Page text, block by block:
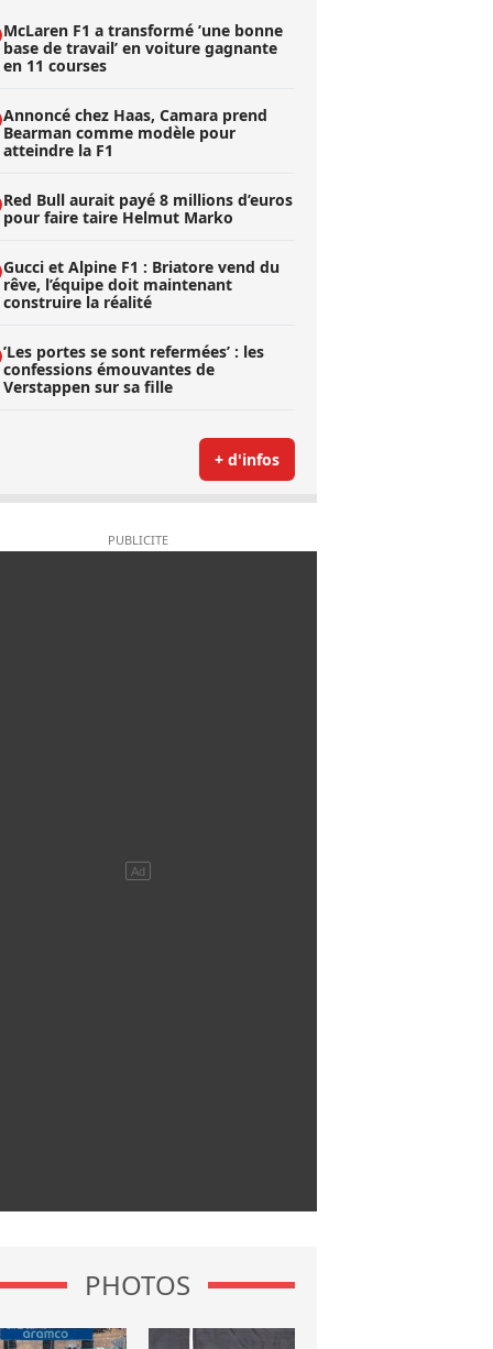
McLaren F1 a transformé ’une bonne
base de travail’ en voiture gagnante
en 11 courses
Annoncé chez Haas, Camara prend
Bearman comme modèle pour
atteindre la F1
Red Bull aurait payé 8 millions d’euros
pour faire taire Helmut Marko
Gucci et Alpine F1 : Briatore vend du
rêve, l’équipe doit maintenant
construire la réalité
’Les portes se sont refermées’ : les
confessions émouvantes de
Verstappen sur sa fille
+ d'infos
PHOTOS